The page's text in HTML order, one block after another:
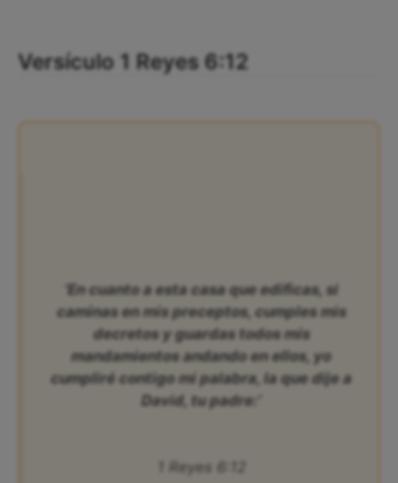
Versículo 1 Reyes 6:12
‘En cuanto a esta casa que edificas, si
caminas en mis preceptos, cumples mis
decretos y guardas todos mis
mandamientos andando en ellos, yo
cumpliré contigo mi palabra, la que dije a
David, tu padre:’
1 Reyes 6:12